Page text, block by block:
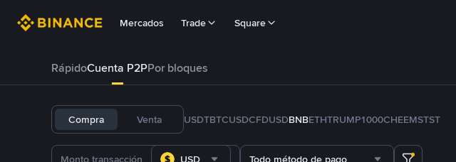
Mercados Trade Square
RápidoCuenta P2PPor bloques
Compra Venta USDTBTCUSDCFDUSDBNBETHTRUMP1000CHEEMSTST
USD Todo método de pago